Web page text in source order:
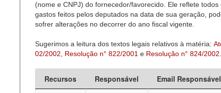
(nome e CNPJ) do fornecedor/favorecido. Ele reflete todos
gastos feitos pelos deputados na data de sua geração,
sofrer alterações no decorrer do ano fiscal vigente.
Sugerimos a leitura dos textos legais relativos à matéria:
02/2002
Resolução n° 822/2001 e Resolução n° 824/2002
Recursos Responsável
Email Responsável